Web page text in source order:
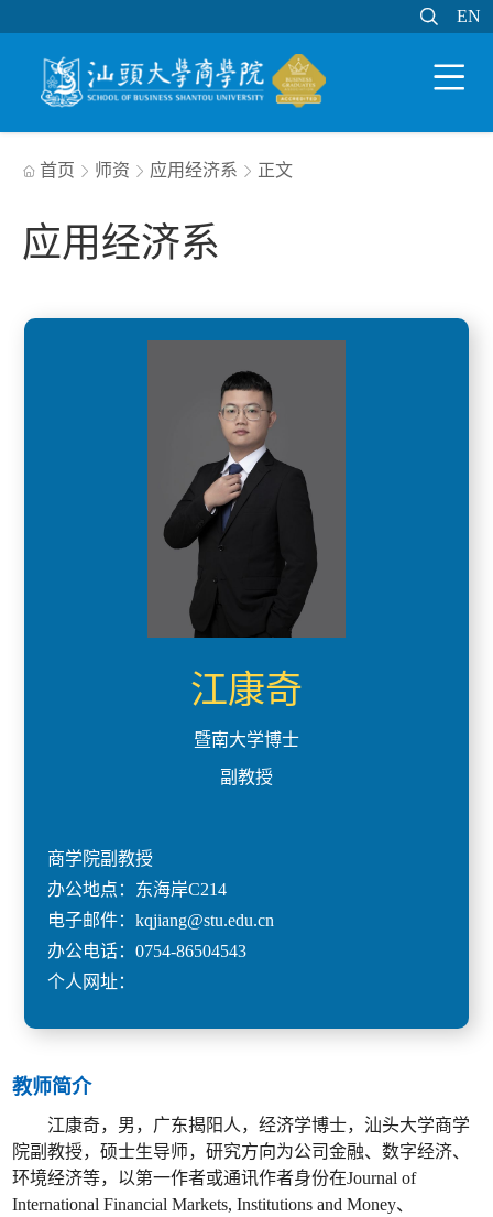
 EN
 EN

 首页  师资  应用经济系  正文
应用经济系
江康奇
暨南大学博士
副教授
商学院副教授
办公地点：东海岸C214
电子邮件：kqjiang@stu.edu.cn
办公电话：0754-86504543
个人网址：
教师简介
江康奇，男，广东揭阳人，经济学博士，汕头大学商学
院副教授，硕士生导师，研究方向为公司金融、数字经济、
环境经济等，以第一作者或通讯作者身份在Journal of
International Financial Markets, Institutions and Money、